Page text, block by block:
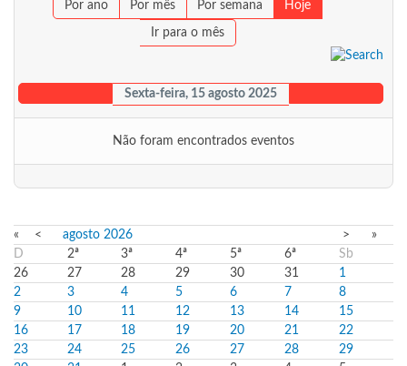
Por ano Por mês Por semana Hoje
Ir para o mês
Sexta-feira, 15 agosto 2025
Não foram encontrados eventos
« < agosto 2026 >
»
D
2ª 3ª 4ª 5ª 6ª
Sb
26
27 28 29 30 31
1
2
3 4 5 6 7
8
9
10 11 12 13 14
15
16
17 18 19 20 21
22
23
24 25 26 27 28
29